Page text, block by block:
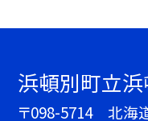
浜頓別町立
〒098-5714 北海